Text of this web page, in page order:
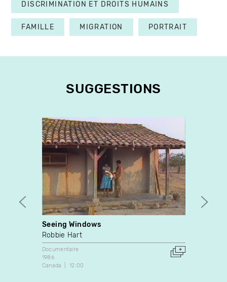
DISCRIMINATION ET DROITS HUMAINS
FAMILLE MIGRATION PORTRAIT
SUGGESTIONS
Seeing Windows
Robbie Hart
Documentaire
1986
Canada
12:00